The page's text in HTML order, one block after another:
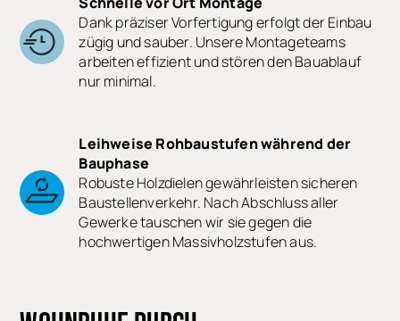
Dank präziser Vorfertigung erfolgt der Einbau
zügig und sauber. Unsere Montageteams
arbeiten effizient und stören den Bauablauf
nur minimal.
Leihweise Rohbaustufen während der
Bauphase
Robuste Holzdielen gewährleisten sicheren
Baustellenverkehr. Nach Abschluss aller
Gewerke tauschen wir sie gegen die
hochwertigen Massivholzstufen aus.